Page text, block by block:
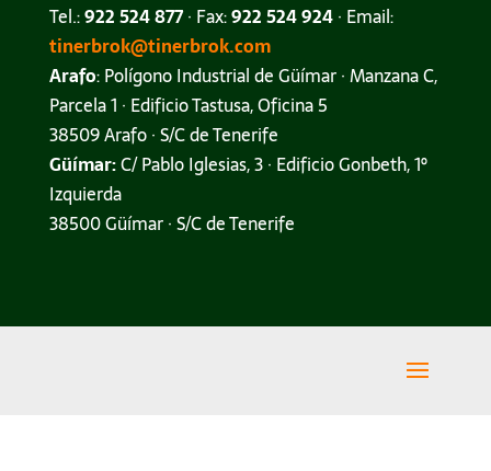
Tel.:922 524 877· Fax:922 524 924· Email:
tinerbrok@tinerbrok.com
Arafo: Polígono Industrial de Güímar · Manzana C,
Parcela 1 · Edificio Tastusa, Oficina 5
38509 Arafo · S/C de Tenerife
Güímar:C/ Pablo Iglesias, 3 · Edificio Gonbeth, 1º
Izquierda
38500 Güímar · S/C de Tenerife